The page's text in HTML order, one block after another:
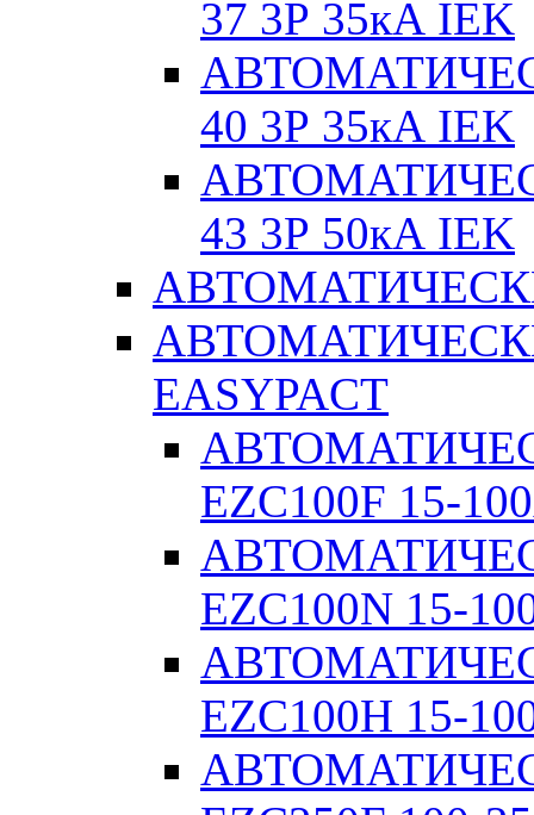
37 3Р 35кА IEK
40 3Р 35кА IEK
43 3Р 50кА IEK
EASYPACT
EZC100F 15-
EZC100N 15-
EZC100H 15-